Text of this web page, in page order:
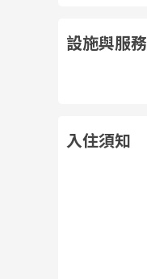
設施與服務
入住須知